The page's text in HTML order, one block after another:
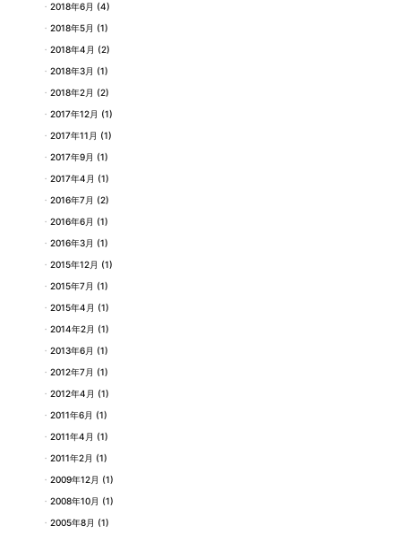
2018年6月 (4)
2018年5月 (1)
2018年4月 (2)
2018年3月 (1)
2018年2月 (2)
2017年12月 (1)
2017年11月 (1)
2017年9月 (1)
2017年4月 (1)
2016年7月 (2)
2016年6月 (1)
2016年3月 (1)
2015年12月 (1)
2015年7月 (1)
2015年4月 (1)
2014年2月 (1)
2013年6月 (1)
2012年7月 (1)
2012年4月 (1)
2011年6月 (1)
2011年4月 (1)
2011年2月 (1)
2009年12月 (1)
2008年10月 (1)
2005年8月 (1)